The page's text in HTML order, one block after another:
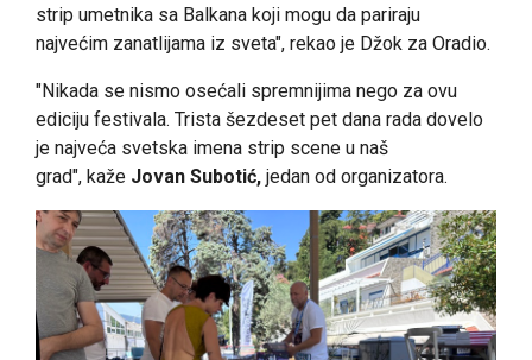
strip umetnika sa Balkana koji mogu da pariraju
najvećim zanatlijama iz sveta", rekao je Džok za Oradio.
"Nikada se nismo osećali spremnijima nego za ovu
ediciju festivala. Trista šezdeset pet dana rada dovelo
je najveća svetska imena strip scene u naš
grad", kaže Jovan Subotić, jedan od organizatora.